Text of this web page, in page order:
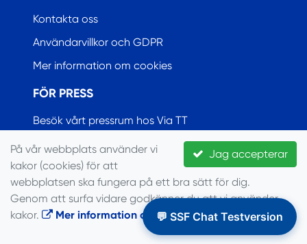
Kontakta oss
Användarvillkor och GDPR
Mer information om cookies
FÖR PRESS
Besök vårt pressrum hos Via TT
© Seglarförbundet, 2022
💬 SSF Chat Testversion
Jag accepterar
På vår webbplats använder vi
kakor (cookies) för att
webbplatsen ska fungera på ett bra sätt för dig.
Genom att surfa vidare godkänner du att vi använder
kakor.
Mer information om cookies.